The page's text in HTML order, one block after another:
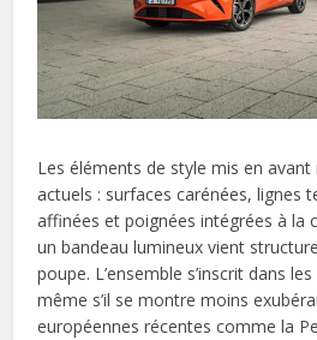
Les éléments de style mis en
actuels : surfaces carénées, lignes
affinées et poignées intégrées à la
un bandeau lumineux vient
poupe. L’ensemble s’inscrit dans
même s’il se montre moins
européennes récentes comme la